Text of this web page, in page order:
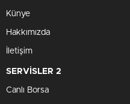
Künye
Hakkımızda
İletişim
SERVİSLER 2
Canlı Borsa